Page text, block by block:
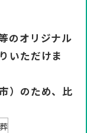
のオリジナル
いただけま
）のため、比